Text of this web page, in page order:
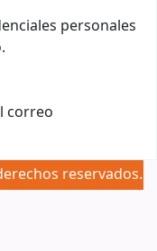
personales
correo
reservados.